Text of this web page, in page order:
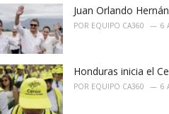
Juan Orlando
POR EQUIPO CA360 6
Honduras inicia el
POR EQUIPO CA360 6